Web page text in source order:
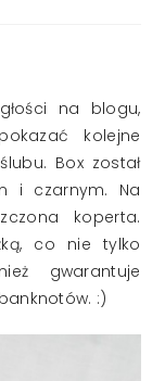
na blogu,
kolejne
Box został
i czarnym. Na
koperta.
co nie tylko
gwarantuje
:)